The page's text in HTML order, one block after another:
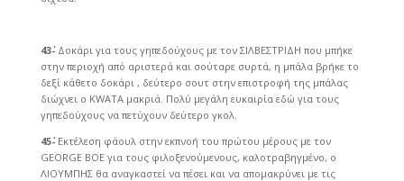
43΄-Δοκάρι για τους γηπεδούχους με τον ΣΙΛΒΕΣΤΡΙΔΗ που μπήκε
στην περιοχή από αριστερά και σούταρε συρτά, η μπάλα βρήκε το
δεξί κάθετο δοκάρι , δεύτερο σουτ στην επιστροφή της μπάλας
διώχνει ο KWATA μακριά. Πολύ μεγάλη ευκαιρία εδώ για τους
γηπεδούχους να πετύχουν δεύτερο γκολ.
45΄- Εκτέλεση φάουλ στην εκπνοή του πρώτου μέρους με τον
GEORGE BOE για τους φιλοξενούμενους, καλοτραβηγμένο, ο
ΛΙΟΥΜΠΗΣ θα αναγκαστεί να πέσει και να απομακρύνει με τις